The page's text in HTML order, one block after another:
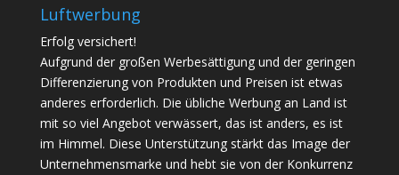
Luftwerbung
Erfolg versichert!
Aufgrund der großen Werbesättigung und der geringen
Differenzierung von Produkten und Preisen ist etwas
anderes erforderlich. Die übliche Werbung an Land ist
mit so viel Angebot verwässert, das ist anders, es ist
im Himmel. Diese Unterstützung stärkt das Image der
Unternehmensmarke und hebt sie von der Konkurrenz